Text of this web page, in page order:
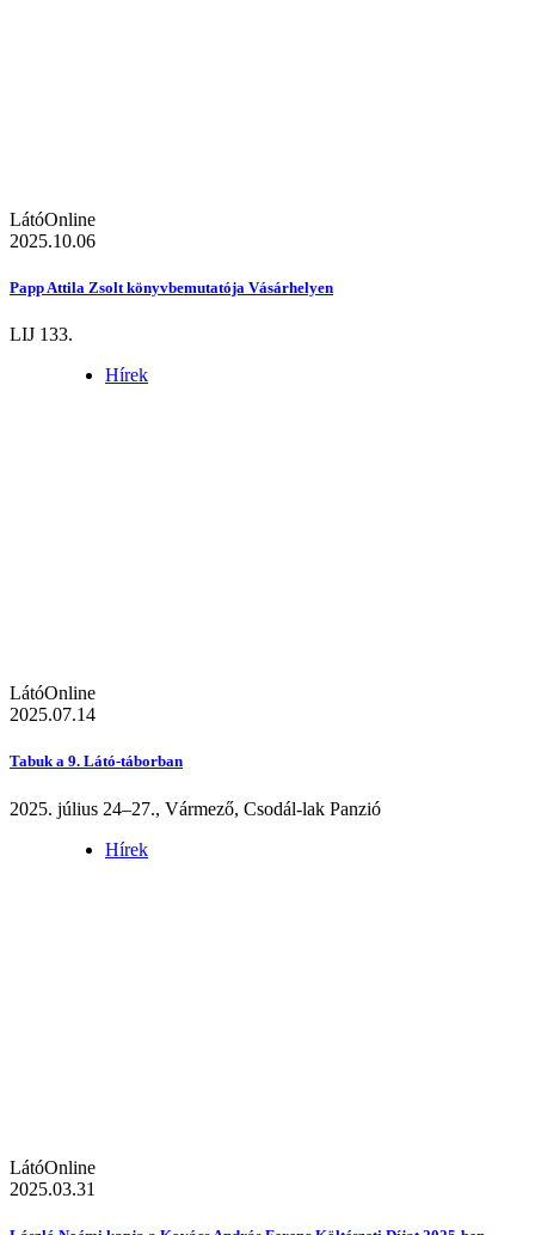
LátóOnline
2025.10.06
Papp Attila Zsolt könyvbemutatója Vásárhelyen
LIJ 133.
Hírek
LátóOnline
2025.07.14
Tabuk a 9. Látó-táborban
2025. július 24–27., Vármező, Csodál-lak Panzió
Hírek
LátóOnline
2025.03.31